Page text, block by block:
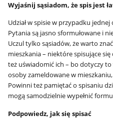
Wyjaśnij sąsiadom, że spis jest
Udział w spisie w przypadku
Pytania są jasno sformułowane i
Uczul tylko sąsiadów, że warto
mieszkania – niektóre spisujące
też uświadomić ich – bo dotyczy
osoby zameldowane w
Powinni też pamiętać o spisaniu
mogą samodzielnie wypełnić
Podpowiedz, jak się spisać